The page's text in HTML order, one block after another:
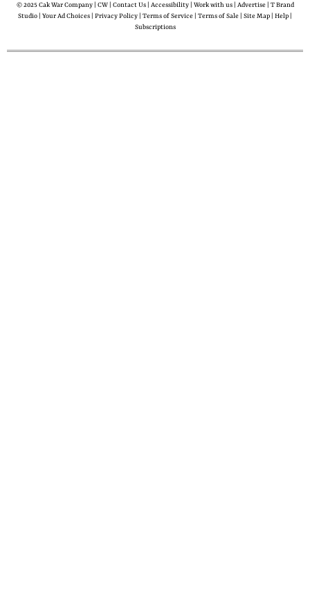
© 2025 Cak War Company | CW | Contact Us | Accessibility | Work with us | Advertise | T Brand
Studio | Your Ad Choices | Privacy Policy | Terms of Service | Terms of Sale | Site Map | Help |
Subscriptions